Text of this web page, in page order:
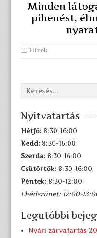
Minden
pihenést,
Hírek
Nyitvatartás
Hétfő: 8:30-16:00
Kedd: 8:30-16:00
Szerda: 8:30-16:00
Csütörtök: 8:30-16:00
Péntek: 8:30-12:00
Ebédszünet: 12:00-
Legutóbbi
Nyári zárvatartás